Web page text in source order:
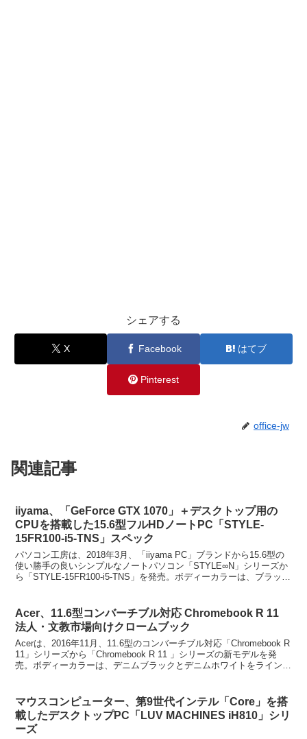
シェアする
X Facebook はてブ
Pinterest
office-jw
関連記事
iiyama、「GeForce GTX 1070」＋デスクトップ用の
CPUを搭載した15.6型フルHDノートPC「STYLE-
15FR100-i5-TNS」スペック
パソコン工房は、2018年3月、「iiyama PC」ブランドから15.6型の
使い勝手の良いシンプルなノートパソコン「STYLE∞N」シリーズか
ら「STYLE-15FR100-i5-TNS」を発売。ボディーカラーは、ブラッ
Acer、11.6型コンバーチブル対応 Chromebook R 11
法人・文教市場向けクロームブック
Acerは、2016年11月、11.6型のコンバーチブル対応「Chromebook R
11」シリーズから「Chromebook R 11 」シリーズの新モデルを発
売。ボディーカラーは、デニムブラックとデニムホワイトをラインア
マウスコンピューター、第9世代インテル「Core」を搭
載したデスクトップPC「LUV MACHINES iH810」シリ
ーズ